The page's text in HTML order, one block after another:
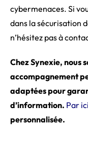
cybermenaces. Si
dans la sécurisation
n’hésitez pas à
Chez Synexie, nous
accompagnement
adaptées pour
d’information. Par ici
personnalisée.